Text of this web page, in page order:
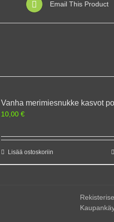
Email This Product
Vanha merimiesnukke kasvot
10,00€
Lisää ostoskoriin